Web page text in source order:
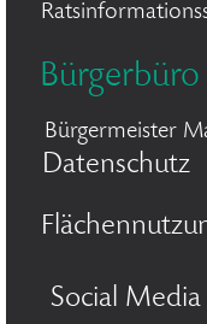
Bürgerbüro
Bürgermeister
Datenschutz
Social Media